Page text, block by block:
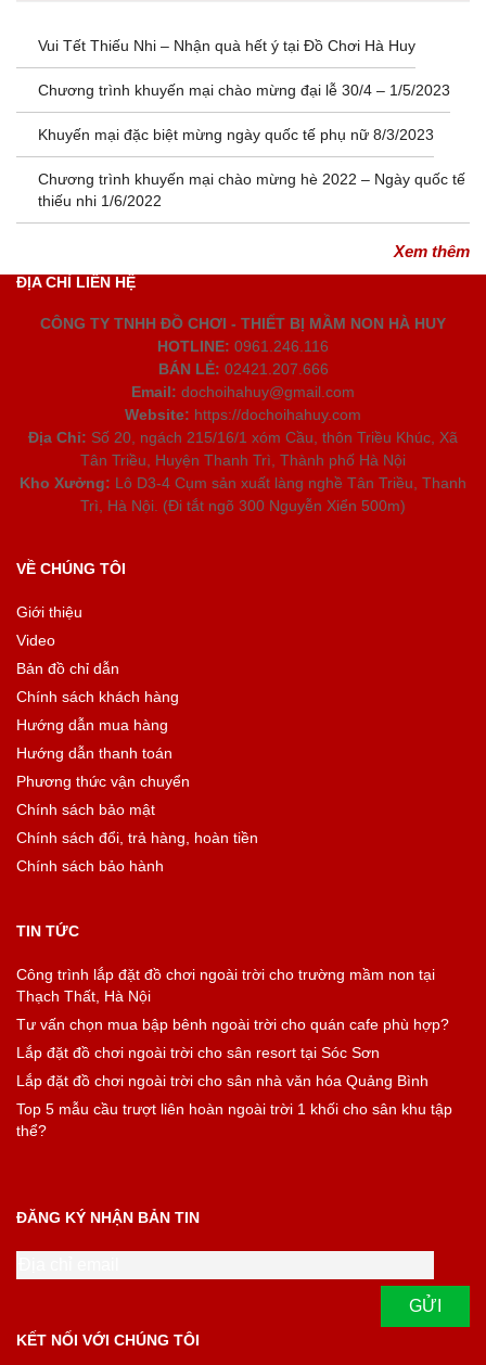
Vui Tết Thiếu Nhi – Nhận quà hết ý tại Đồ Chơi Hà Huy
Chương trình khuyến mại chào mừng đại lễ 30/4 – 1/5/2023
Khuyến mại đặc biệt mừng ngày quốc tế phụ nữ 8/3/2023
Chương trình khuyến mại chào mừng hè 2022 – Ngày quốc tế
thiếu nhi 1/6/2022
Xem thêm
ĐỊA CHỈ LIÊN HỆ
CÔNG TY TNHH ĐỒ CHƠI - THIẾT BỊ MẦM NON HÀ HUY
HOTLINE: 0961.246.116
BÁN LẺ: 02421.207.666
Email: dochoihahuy@gmail.com
Website: https://dochoihahuy.com
Địa Chỉ: Số 20, ngách 215/16/1 xóm Cầu, thôn Triều Khúc, Xã
Tân Triều, Huyện Thanh Trì, Thành phố Hà Nội
Kho Xưởng: Lô D3-4 Cụm sản xuất làng nghề Tân Triều, Thanh
Trì, Hà Nội. (Đi tắt ngõ 300 Nguyễn Xiển 500m)
VỀ CHÚNG TÔI
Giới thiệu
Video
Bản đồ chỉ dẫn
Chính sách khách hàng
Hướng dẫn mua hàng
Hướng dẫn thanh toán
Phương thức vận chuyển
Chính sách bảo mật
Chính sách đổi, trả hàng, hoàn tiền
Chính sách bảo hành
TIN TỨC
Công trình lắp đặt đồ chơi ngoài trời cho trường mầm non tại
Thạch Thất, Hà Nội
Tư vấn chọn mua bập bênh ngoài trời cho quán cafe phù hợp?
Lắp đặt đồ chơi ngoài trời cho sân resort tại Sóc Sơn
Lắp đặt đồ chơi ngoài trời cho sân nhà văn hóa Quảng Bình
Top 5 mẫu cầu trượt liên hoàn ngoài trời 1 khối cho sân khu tập
thể?
ĐĂNG KÝ NHẬN BẢN TIN
KẾT NỐI VỚI CHÚNG TÔI